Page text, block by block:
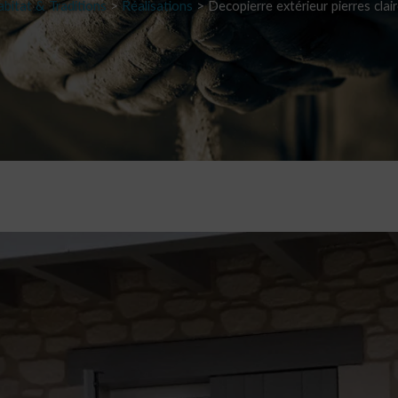
& Traditions > Réalisations > Decopierre extérieur pierres